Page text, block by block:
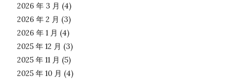
2026 年 3 月 (4)
2026 年 2 月 (3)
2026 年 1 月 (4)
2025 年 12 月 (3)
2025 年 11 月 (5)
2025 年 10 月 (4)